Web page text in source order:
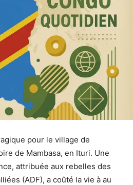
pour le village de
de Mambasa, en Ituri. Une
attribuée aux rebelles des
(ADF), a coûté la vie à au